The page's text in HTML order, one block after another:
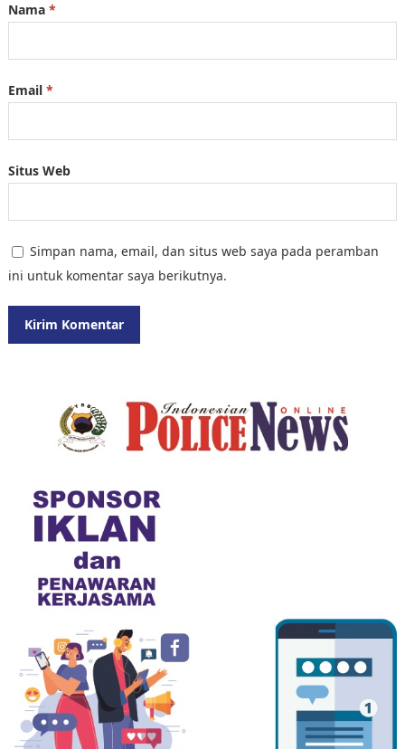
Nama *
Email *
Situs Web
Simpan nama, email, dan situs web saya pada peramban
ini untuk komentar saya berikutnya.